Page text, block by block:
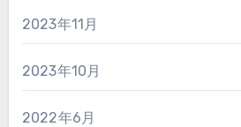
2023年11月
2023年10月
2022年6月